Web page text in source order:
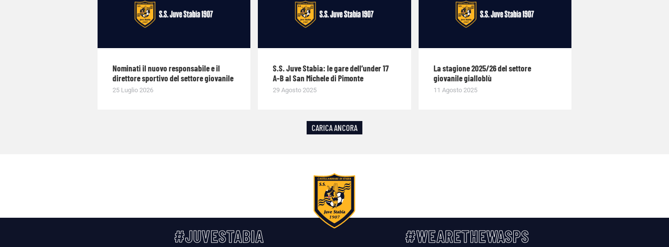
Nominati il nuovo responsabile e il
direttore sportivo del settore giovanile
25 Luglio 2026
S.S. Juve Stabia: le gare dell’under 17
A-B al San Michele di Pimonte
29 Agosto 2025
La stagione 2025/26 del settore
giovanile gialloblù
11 Agosto 2025
CARICA ANCORA
#JUVESTABIA #WEARETHEWASPS